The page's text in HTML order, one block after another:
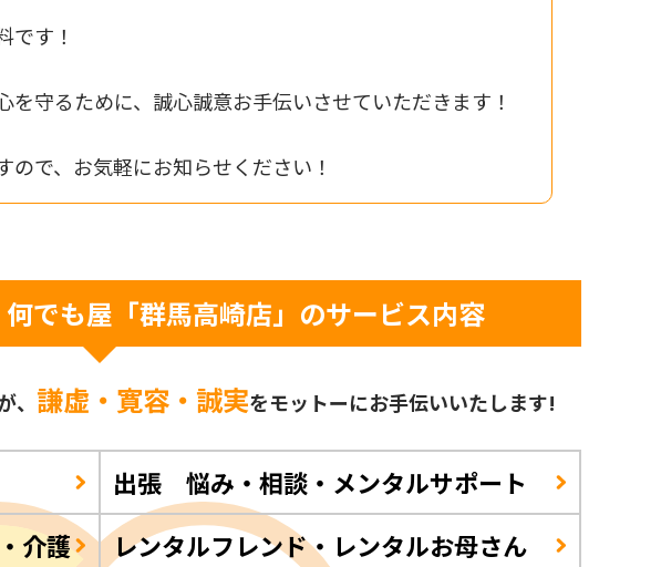
です！
守るために、誠心誠意お手伝いさせていただきます！
で、お気軽にお知らせください！
でも屋「群馬高崎店」のサービス内容
謙虚・寛容・誠実をモットーにお手伝いいたします!
出張 悩み・相談・メンタルサポート
介護
レンタルフレンド・レンタルお母さん